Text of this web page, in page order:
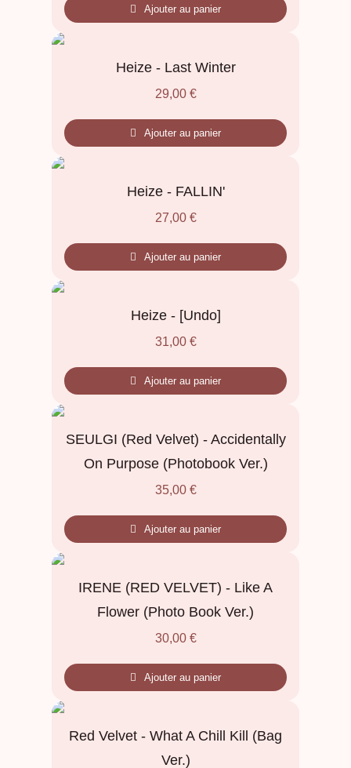
Ajouter au panier
Heize - Last Winter
29,00 €
Ajouter au panier
Heize - FALLIN'
27,00 €
Ajouter au panier
Heize - [Undo]
31,00 €
Ajouter au panier
SEULGI (Red Velvet) - Accidentally
On Purpose (Photobook Ver.)
35,00 €
Ajouter au panier
IRENE (RED VELVET) - Like A
Flower (Photo Book Ver.)
30,00 €
Ajouter au panier
Red Velvet - What A Chill Kill (Bag
Ver.)